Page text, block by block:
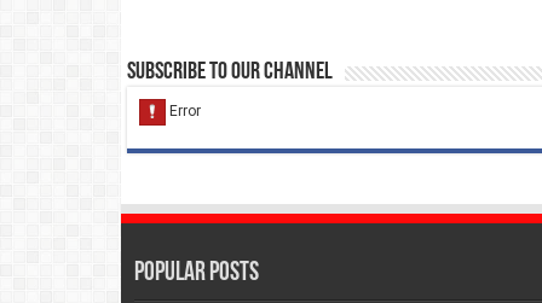
Subscribe to our Channel
Popular Posts